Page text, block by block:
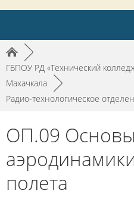
►
ГБПОУ РД «Технический
Махачкала
►
Радио-технологическое
ОП.09 Основы
полета